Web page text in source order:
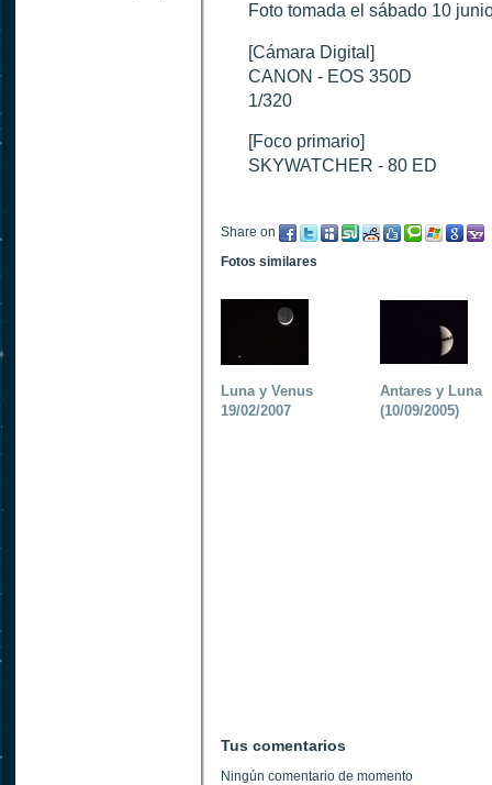
Foto tomada el sábado 10
[Cámara Digital]
CANON - EOS 350D
1/320
[Foco primario]
SKYWATCHER - 80 ED
Share on
Fotos similares
Luna y Venus
19/02/2007
Antares y Luna
(10/09/2005)
Tus comentarios
Ningún comentario de momento